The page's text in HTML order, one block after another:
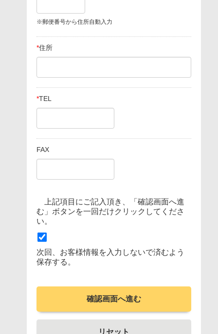
※郵便番号から住所自動入力
*住所
*TEL
FAX
上記項目にご記入頂き、「確認画面へ進
む」ボタンを一回だけクリックしてくださ
い。
次回、お客様情報を入力しないで済むよう
保存する。
確認画面へ進む
リセット